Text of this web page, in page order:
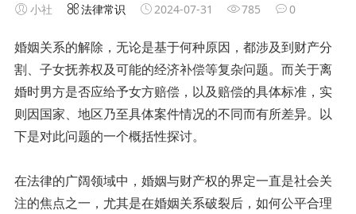
小社 法律常识 2024-07-31 785 0
婚姻关系的解除，无论是基于何种原因，都涉及到财产分
割、子女抚养权及可能的经济补偿等复杂问题。而关于离
婚时男方是否应给予女方赔偿，以及赔偿的具体标准，实
则因国家、地区乃至具体案件情况的不同而有所差异。以
下是对此问题的一个概括性探讨。
在法律的广阔领域中，婚姻与财产权的界定一直是社会关
注的焦点之一，尤其是在婚姻关系破裂后，如何公平合理